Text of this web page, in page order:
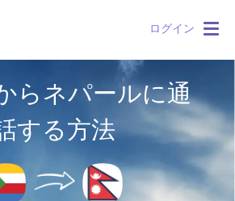
ログイン
らネパールに通
する方法